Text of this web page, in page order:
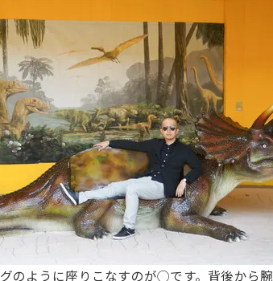
のように座りこなすのが◯です。背後から